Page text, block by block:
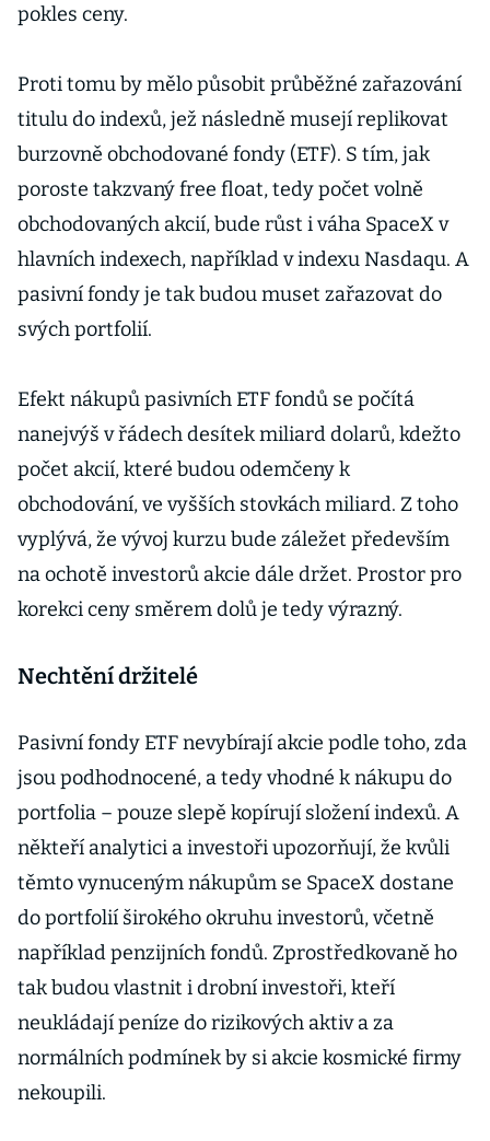
pokles ceny.
Proti tomu by mělo působit průběžné zařazování
titulu do indexů, jež následně musejí replikovat
burzovně obchodované fondy (ETF). S tím, jak
poroste takzvaný free float, tedy počet volně
obchodovaných akcií, bude růst i váha SpaceX v
hlavních indexech, například v indexu Nasdaqu. A
pasivní fondy je tak budou muset zařazovat do
svých portfolií.
Efekt nákupů pasivních ETF fondů se počítá
nanejvýš v řádech desítek miliard dolarů, kdežto
počet akcií, které budou odemčeny k
obchodování, ve vyšších stovkách miliard. Z toho
vyplývá, že vývoj kurzu bude záležet především
na ochotě investorů akcie dále držet. Prostor pro
korekci ceny směrem dolů je tedy výrazný.
Nechtění držitelé
Pasivní fondy ETF nevybírají akcie podle toho, zda
jsou podhodnocené, a tedy vhodné k nákupu do
portfolia – pouze slepě kopírují složení indexů. A
někteří analytici a investoři upozorňují, že kvůli
těmto vynuceným nákupům se SpaceX dostane
do portfolií širokého okruhu investorů, včetně
například penzijních fondů. Zprostředkovaně ho
tak budou vlastnit i drobní investoři, kteří
neukládají peníze do rizikových aktiv a za
normálních podmínek by si akcie kosmické firmy
nekoupili.